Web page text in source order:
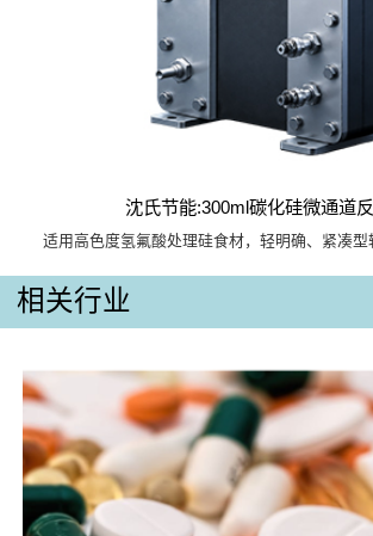
沈氏节能:300ml碳化硅微通道
适用高色度氢氟酸处理硅食材，轻明确、紧凑型
相关行业